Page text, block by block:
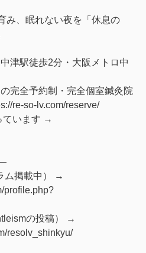
み、眠れない夜を「休息の
中津駅徒歩2分・大阪メトロ中
完全予約制・完全個室鍼灸院
re-so-lv.com/reserve/
ています →
ム掲載中） →
profile.php?
の投稿） →
resolv_shinkyu/